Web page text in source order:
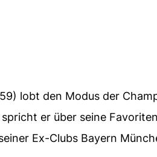
lobt den Modus der
er über seine
Ex-Clubs Bayern